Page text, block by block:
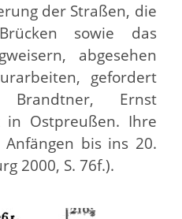
der Straßen, die
sowie das
abgesehen
gefordert
Ernst
in Ostpreußen. Ihre
bis ins 20.
2000, S. 76f.).